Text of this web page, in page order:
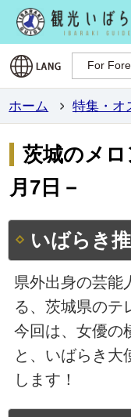
ForFor
ホーム 特集・オ
茨城のメ
月7日－
いばらき
県外出身の芸能
る、茨城県のテ
今回は、女優の
と、いばらき大
します！